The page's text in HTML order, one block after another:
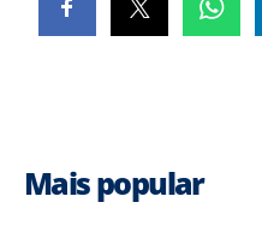
Mais popular